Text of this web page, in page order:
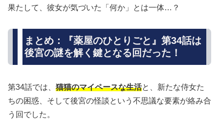
果たして、彼女が気づいた「何か」とは一体…？
まとめ：『薬屋のひとりごと』第34話は
後宮の謎を解く鍵となる回だった！
第34話では、 猫猫のマイペースな生活と、新たな侍女た
ちの困惑、そして後宮の怪談という不思議な要素が絡み合
う回でした。